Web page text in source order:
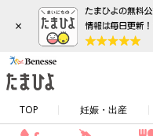
×
TOP 妊娠・出産